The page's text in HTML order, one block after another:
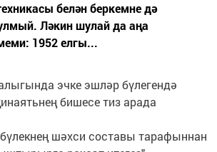
белән беркемне дә
Ләкин шулай да аңа
1952 елгы...
эчке эшләр бүлегендә
бишесе тиз арада
шәхси составы тарафыннан